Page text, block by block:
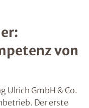
von
Ulrich GmbH & Co.
Der erste